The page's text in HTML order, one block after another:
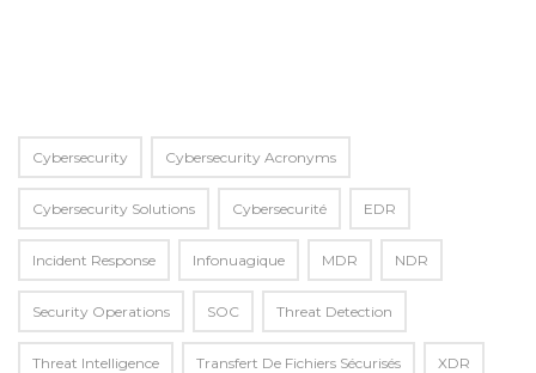
Cybersecurity Cybersecurity Acronyms
Cybersecurity Solutions Cybersecurité EDR
Incident Response Infonuagique MDR NDR
Security Operations SOC Threat Detection
Threat Intelligence Transfert De Fichiers Sécurisés XDR